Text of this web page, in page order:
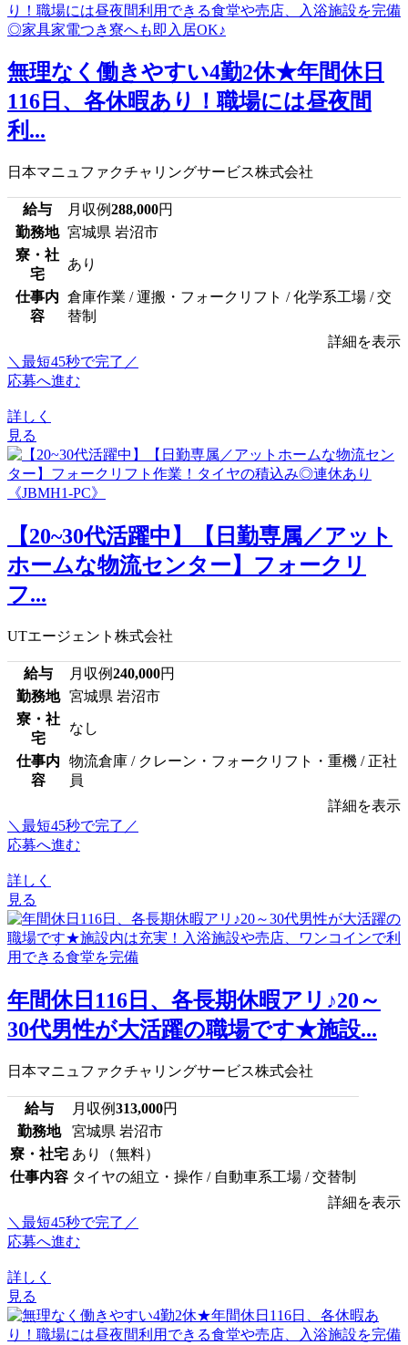
無理なく働きやすい4勤2休★年間休日
116日、各休暇あり！職場には昼夜間
利...
日本マニュファクチャリングサービス株式会社
給与 月収例288,000円
勤務地 宮城県 岩沼市
寮・社
宅
あり
仕事内
容
倉庫作業 / 運搬・フォークリフト / 化学系工場 / 交
替制
詳細を表示
＼最短45秒で完了／
応募へ進む
詳しく
見る
【20~30代活躍中】【日勤専属／アット
ホームな物流センター】フォークリ
フ...
UTエージェント株式会社
給与 月収例240,000円
勤務地
宮城県 岩沼市
寮・社
宅
なし
仕事内
容
物流倉庫 / クレーン・フォークリフト・重機 / 正社
員
詳細を表示
＼最短45秒で完了／
応募へ進む
詳しく
見る
年間休日116日、各長期休暇アリ♪20～
30代男性が大活躍の職場です★施設...
日本マニュファクチャリングサービス株式会社
給与 月収例313,000円
勤務地
宮城県 岩沼市
寮・社宅 あり（無料）
仕事内容 タイヤの組立・操作 / 自動車系工場 / 交替制
詳細を表示
＼最短45秒で完了／
応募へ進む
詳しく
見る